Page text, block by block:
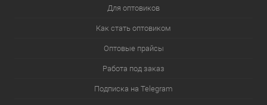
Для оптовиков
Как стать оптовиком
Оптовые прайсы
Работа под заказ
Подписка на Telegram